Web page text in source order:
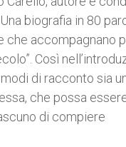
biografia in 80
che accompagnano
Così
di racconto sia
che possa
di compiere